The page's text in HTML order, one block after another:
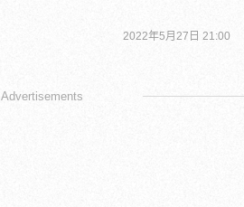
2022年5月27日 21:00
Advertisements